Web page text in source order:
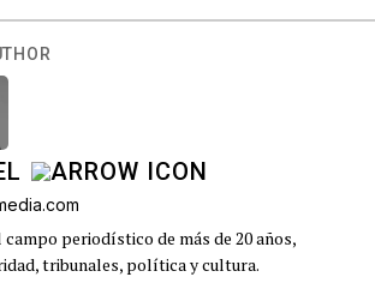
periodístico de más de 20 años,
tribunales, política y cultura.